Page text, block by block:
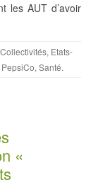
les AUT d’avoir
Collectivités, Etats-
PepsiCo, Santé.
«